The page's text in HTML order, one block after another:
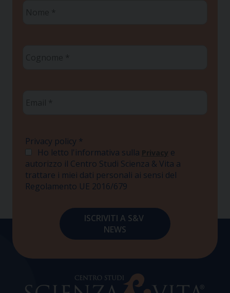
Privacy policy *
Ho letto l'informativa sulla Privacy e
autorizzo il Centro Studi Scienza & Vita a
trattare i miei dati personali ai sensi del
Regolamento UE 2016/679